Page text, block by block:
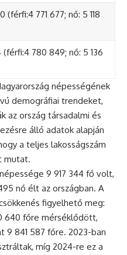
(férfi:4 771 677; nő: 5 118
(férfi:4 780 849; nő: 5 136
népességének
demográfiai trendeket,
az ország társadalmi és
álló adatok alapján
a teljes lakosságszám
mutat.
9 917 344 fő volt,
nő élt az országban. A
figyelhető meg:
640 főre mérséklődött,
9 841 587 főre. 2023-ban
míg 2024-re ez a